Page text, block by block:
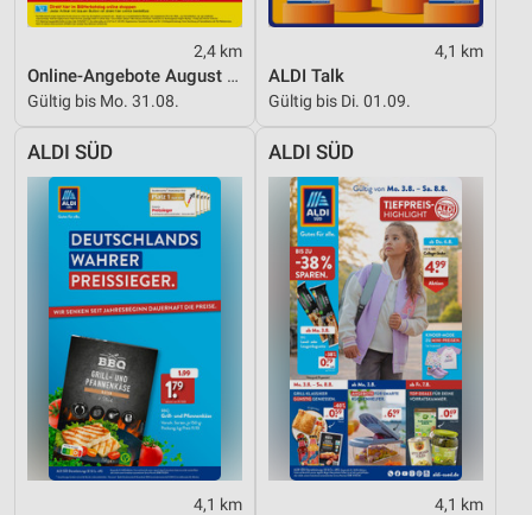
2,4 km
Online-Angebote August 2026
Gültig bis Mo. 31.08.
4,1 km
ALDI Talk
Gültig bis Di. 01.09.
ALDI SÜD
4,1 km
ALDI SÜD
4,1 km